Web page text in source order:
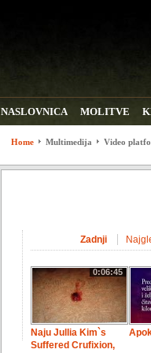
NASLOVNICA MOLITVE
WEB LINKOVI ZADNJE
Home Multimedija Video
Zadnji
0:06:45
Naju Jullia Kim`s
Suffered Crufixion,